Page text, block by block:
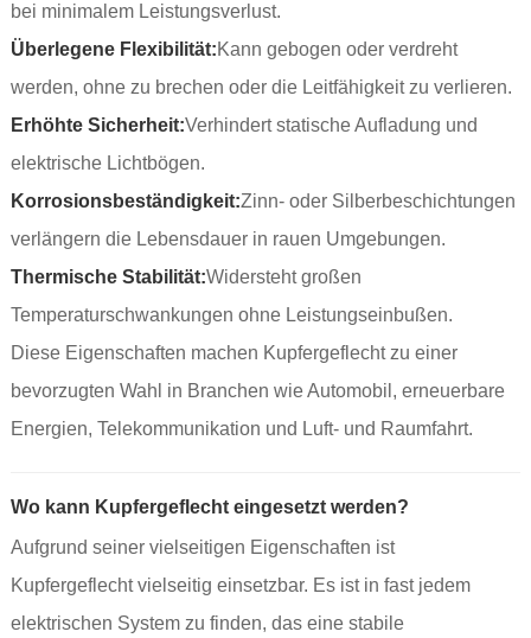
bei minimalem Leistungsverlust.
Überlegene Flexibilität:Kann gebogen oder verdreht
werden, ohne zu brechen oder die Leitfähigkeit zu verlieren.
Erhöhte Sicherheit:Verhindert statische Aufladung und
elektrische Lichtbögen.
Korrosionsbeständigkeit:Zinn- oder Silberbeschichtungen
verlängern die Lebensdauer in rauen Umgebungen.
Thermische Stabilität:Widersteht großen
Temperaturschwankungen ohne Leistungseinbußen.
Diese Eigenschaften machen Kupfergeflecht zu einer
bevorzugten Wahl in Branchen wie Automobil, erneuerbare
Energien, Telekommunikation und Luft- und Raumfahrt.
Wo kann Kupfergeflecht eingesetzt werden?
Aufgrund seiner vielseitigen Eigenschaften ist
Kupfergeflecht vielseitig einsetzbar. Es ist in fast jedem
elektrischen System zu finden, das eine stabile